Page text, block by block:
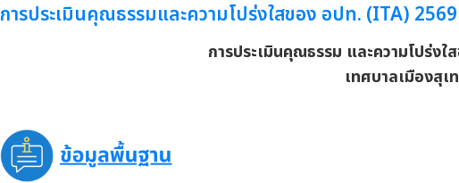
การประเมินคุณธรรมและความโปร่งใสของ อปท. (ITA) 2569
การประเมินคุณธรรม และความโปร่ง
เทศบาลเมืองสุเ